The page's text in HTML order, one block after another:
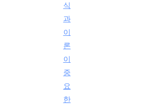
식
과
이
론
이
중
요
한